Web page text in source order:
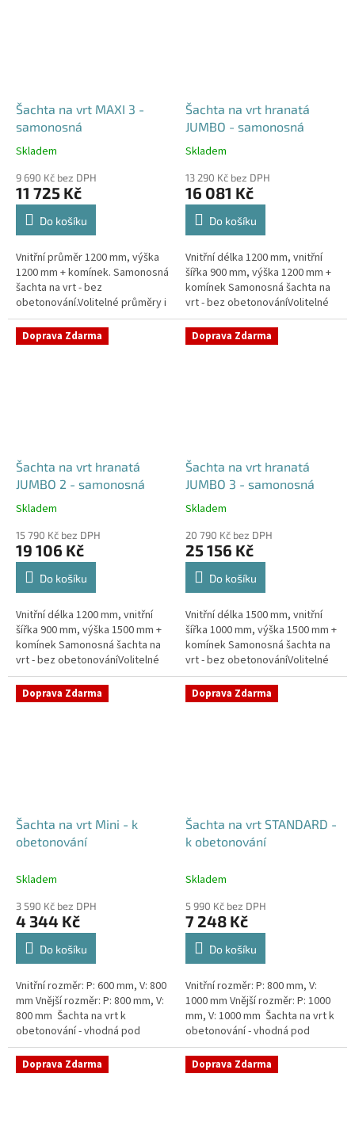
Šachta na vrt MAXI 3 -
samonosná
Průměrné
produktu
je
4,2
hvězdiček.
Skladem
9 690 Kč bez DPH
11 725 Kč
Do košíku
Vnitřní průměr 1200 mm, výška
1200 mm + komínek. Samonosná
šachta na vrt - bez
obetonování.Volitelné průměry i
pozice prostupů na pažení vrtu,
hadice i elektřinu -
požadované...
Šachta na vrt hranatá
JUMBO - samonosná
Průměrné
produktu
je
5,0
hvězdiček.
Skladem
13 290 Kč bez DPH
16 081 Kč
Do košíku
Vnitřní délka 1200 mm, vnitřní
šířka 900 mm, výška 1200 mm +
komínek Samonosná šachta na
vrt - bez obetonováníVolitelné
průměry i pozice prostupů na
pažení vrtu, hadice i...
Doprava Zdarma
Šachta na vrt hranatá
JUMBO 2 - samonosná
Průměrné
produktu
je
5,0
hvězdiček.
Skladem
15 790 Kč bez DPH
19 106 Kč
Do košíku
Vnitřní délka 1200 mm, vnitřní
šířka 900 mm, výška 1500 mm +
komínek Samonosná šachta na
vrt - bez obetonováníVolitelné
průměry i pozice prostupů na
pažení vrtu, hadice i...
Doprava Zdarma
Šachta na vrt hranatá
JUMBO 3 - samonosná
Průměrné
produktu
je
5,0
hvězdiček.
Skladem
20 790 Kč bez DPH
25 156 Kč
Do košíku
Vnitřní délka 1500 mm, vnitřní
šířka 1000 mm, výška 1500 mm +
komínek Samonosná šachta na
vrt - bez obetonováníVolitelné
průměry i pozice prostupů na
pažení vrtu, hadice i...
Doprava Zdarma
Šachta na vrt Mini - k
obetonování
Skladem
3 590 Kč bez DPH
4 344 Kč
Do košíku
Vnitřní rozměr: P: 600 mm, V: 800
mm Vnější rozměr: P: 800 mm, V:
800 mm Šachta na vrt k
obetonování - vhodná pod
parkovací stání, komunikace
nebo do míst vyšším...
Doprava Zdarma
Šachta na vrt STANDARD -
k obetonování
Skladem
5 990 Kč bez DPH
7 248 Kč
Do košíku
Vnitřní rozměr: P: 800 mm, V:
1000 mm Vnější rozměr: P: 1000
mm, V: 1000 mm Šachta na vrt k
obetonování - vhodná pod
parkovací stání, komunikace
nebo do míst vyšším...
Doprava Zdarma Doprava Zdarma